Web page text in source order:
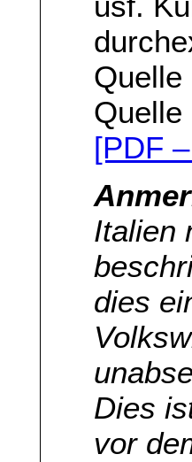
Quelle
Quelle
[PDF
Italien
dies
Dies
vor